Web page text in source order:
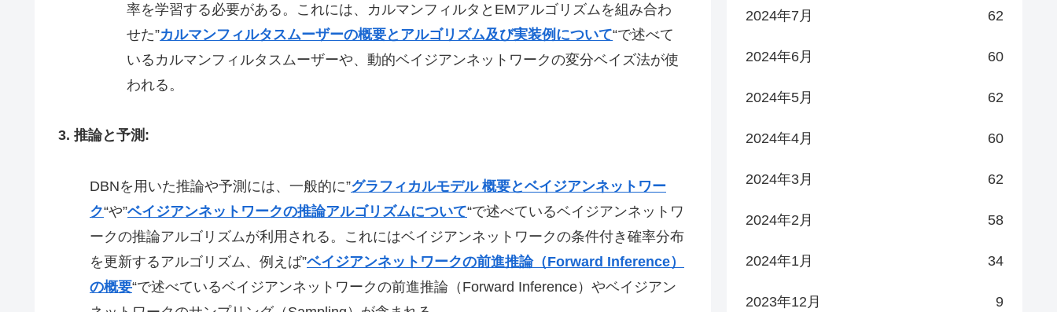
率を学習する必要がある。これには、カルマンフィルタとEMアルゴリズムを組み合わ
せた”カルマンフィルタスムーザーの概要とアルゴリズム及び実装例について“で述べて
いるカルマンフィルタスムーザーや、動的ベイジアンネットワークの変分ベイズ法が使
われる。
3. 推論と予測:
DBNを用いた推論や予測には、一般的に”グラフィカルモデル 概要とベイジアンネットワー
ク“や”ベイジアンネットワークの推論アルゴリズムについて“で述べているベイジアンネットワ
ークの推論アルゴリズムが利用される。これにはベイジアンネットワークの条件付き確率分布
を更新するアルゴリズム、例えば”ベイジアンネットワークの前進推論（Forward Inference）
の概要“で述べているベイジアンネットワークの前進推論（Forward Inference）やベイジアン
2024年7月 62
2024年6月 60
2024年5月 62
2024年4月 60
2024年3月 62
2024年2月 58
2024年1月 34
2023年12月 9